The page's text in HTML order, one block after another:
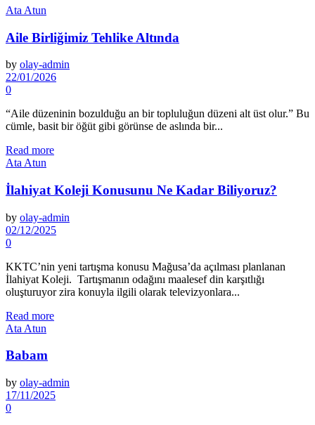
Ata Atun
Aile Birliğimiz Tehlike Altında
by olay-admin
22/01/2026
0
“Aile düzeninin bozulduğu an bir topluluğun düzeni alt üst olur.” Bu
cümle, basit bir öğüt gibi görünse de aslında bir...
Read more
Ata Atun
İlahiyat Koleji Konusunu Ne Kadar Biliyoruz?
by olay-admin
02/12/2025
0
KKTC’nin yeni tartışma konusu Mağusa’da açılması planlanan
İlahiyat Koleji. Tartışmanın odağını maalesef din karşıtlığı
oluşturuyor zira konuyla ilgili olarak televizyonlara...
Read more
Ata Atun
Babam
by olay-admin
17/11/2025
0